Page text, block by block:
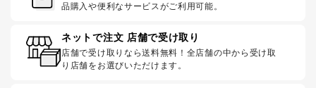
品購入や便利なサービスがご利用可能。
ネットで注文 店舗で受け取り
店舗で受け取りなら送料無料！全店舗の中から受け取
り店舗をお選びいただけます。